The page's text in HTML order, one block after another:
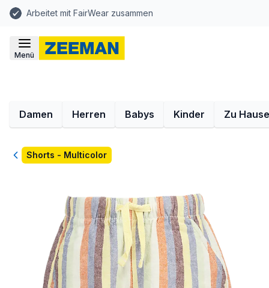
Arbeitet mit FairWear zusammen
Menü
Damen Herren Babys Kinder Zu Hause
ZurückShorts - Multicolor